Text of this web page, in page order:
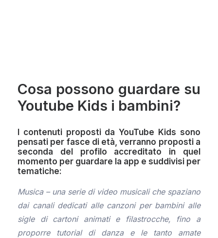
Cosa possono guardare su
Youtube Kids i bambini?
I contenuti proposti da YouTube Kids sono
pensati per fasce di età, verranno proposti a
seconda del profilo accreditato in quel
momento per guardare la app e suddivisi per
tematiche:
Musica – una serie di video musicali che spaziano
dai canali dedicati alle canzoni per bambini alle
sigle di cartoni animati e filastrocche, fino a
proporre tutorial di danza e le tanto amate